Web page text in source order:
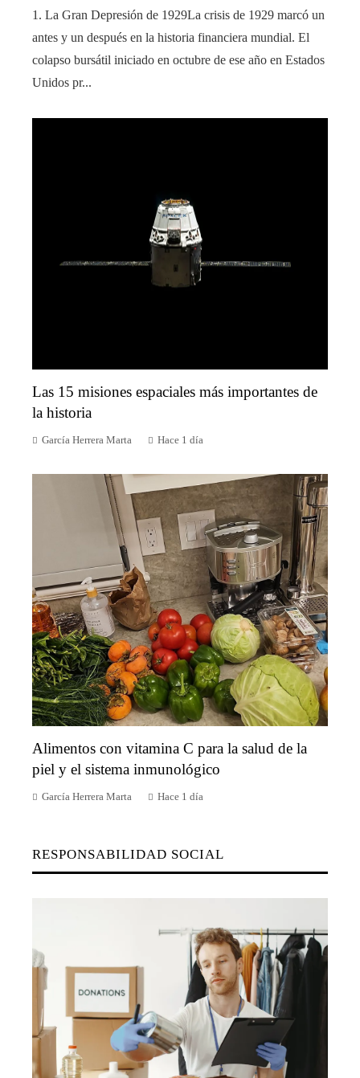
1. La Gran Depresión de 1929La crisis de 1929 marcó un
antes y un después en la historia financiera mundial. El
colapso bursátil iniciado en octubre de ese año en Estados
Unidos pr...
Las 15 misiones espaciales más importantes de
la historia
García Herrera Marta Hace 1 día
Alimentos con vitamina C para la salud de la
piel y el sistema inmunológico
García Herrera Marta Hace 1 día
RESPONSABILIDAD SOCIAL